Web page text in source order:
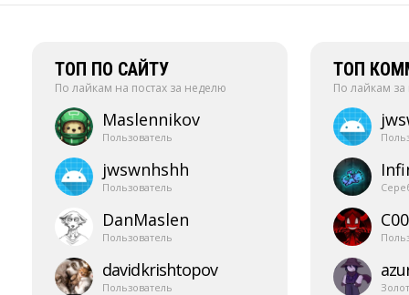
ТОП ПО САЙТУ
По лайкам на постах за неделю
Maslennikov
Пользователь
jwswnhshh
Пользователь
DanMaslen
Пользователь
davidkrishtopov
Пользователь
ТОП
По лайкам